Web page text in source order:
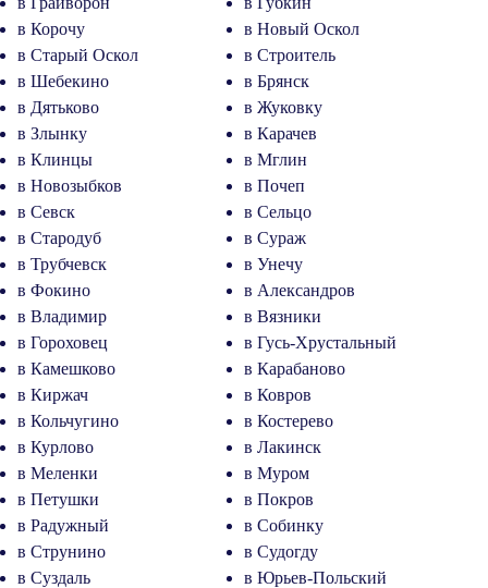
в Корочу
в Новый Оскол
в Старый Оскол
в Строитель
в Шебекино
в Брянск
в Дятьково
в Жуковку
в Злынку
в Карачев
в Клинцы
в Мглин
в Новозыбков
в Почеп
в Севск
в Сельцо
в Стародуб
в Сураж
в Трубчевск
в Унечу
в Фокино
в Александров
в Владимир
в Вязники
в Гороховец
в Гусь-Хрустальный
в Камешково
в Карабаново
в Киржач
в Ковров
в Кольчугино
в Костерево
в Курлово
в Лакинск
в Меленки
в Муром
в Петушки
в Покров
в Радужный
в Собинку
в Струнино
в Судогду
в Суздаль
в Юрьев-Польский